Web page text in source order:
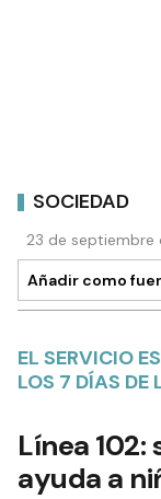
SOCIEDAD
23 de
Añadir como
EL SERVICIO
LOS 7 DÍAS DE
Línea
ayuda a